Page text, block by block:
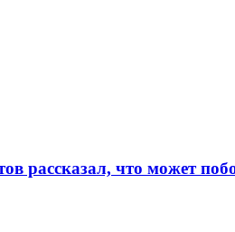
рассказал, что может